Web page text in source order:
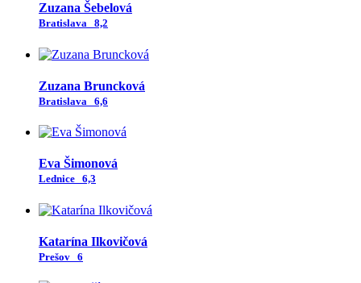
Zuzana Šebelová
Bratislava 8,2
Zuzana Bruncková
Bratislava 6,6
Eva Šimonová
Lednice 6,3
Katarína Ilkovičová
Prešov 6